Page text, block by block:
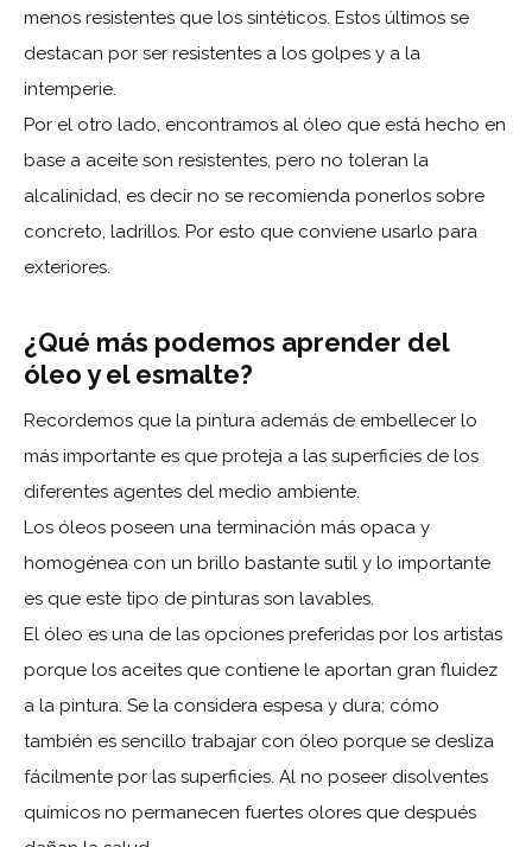
menos resistentes que los sintéticos. Estos últimos se
destacan por ser resistentes a los golpes y a la
intemperie.
Por el otro lado, encontramos al óleo que está hecho en
base a aceite son resistentes, pero no toleran la
alcalinidad, es decir no se recomienda ponerlos sobre
concreto, ladrillos. Por esto que conviene usarlo para
exteriores.
¿Qué más podemos aprender del
óleo y el esmalte?
Recordemos que la pintura además de embellecer lo
más importante es que proteja a las superficies de los
diferentes agentes del medio ambiente.
Los óleos poseen una terminación más opaca y
homogénea con un brillo bastante sutil y lo importante
es que este tipo de pinturas son lavables.
El óleo es una de las opciones preferidas por los artistas
porque los aceites que contiene le aportan gran fluidez
a la pintura. Se la considera espesa y dura; cómo
también es sencillo trabajar con óleo porque se desliza
fácilmente por las superficies. Al no poseer disolventes
químicos no permanecen fuertes olores que después